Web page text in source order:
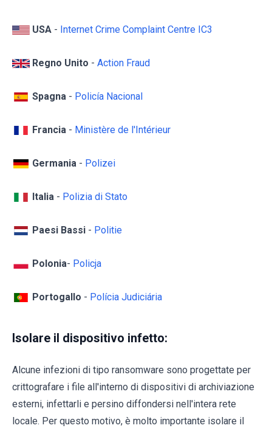
USA - Internet Crime Complaint Centre IC3
Regno Unito - Action Fraud
Spagna - Policía Nacional
Francia - Ministère de l'Intérieur
Germania - Polizei
Italia - Polizia di Stato
Paesi Bassi - Politie
Polonia- Policja
Portogallo - Polícia Judiciária
Isolare il dispositivo infetto:
Alcune infezioni di tipo ransomware sono progettate per
crittografare i file all'interno di dispositivi di archiviazione
esterni, infettarli e persino diffondersi nell'intera rete
locale. Per questo motivo, è molto importante isolare il